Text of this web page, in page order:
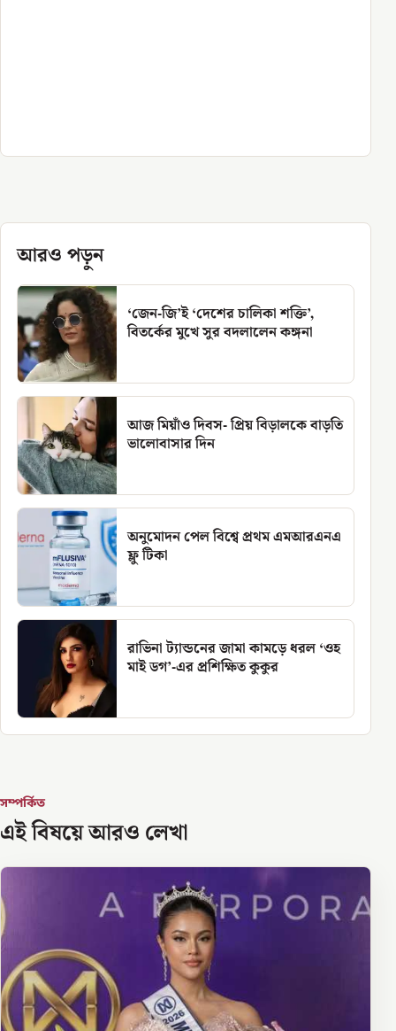
আরও পড়ুন
‘জেন-জি’ই ‘দেশের চালিকা শক্তি’,
বিতর্কের মুখে সুর বদলালেন কঙ্গনা
আজ মিয়াঁও দিবস- প্রিয় বিড়ালকে বাড়তি
ভালোবাসার দিন
অনুমোদন পেল বিশ্বে প্রথম এমআরএনএ
ফ্লু টিকা
রাভিনা ট্যান্ডনের জামা কামড়ে ধরল ‘ওহ
মাই ডগ’-এর প্রশিক্ষিত কুকুর
সম্পর্কিত
এই বিষয়ে আরও লেখা